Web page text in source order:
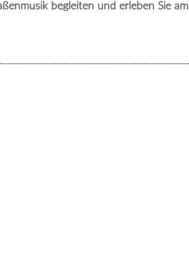
begleiten und erleben Sie am